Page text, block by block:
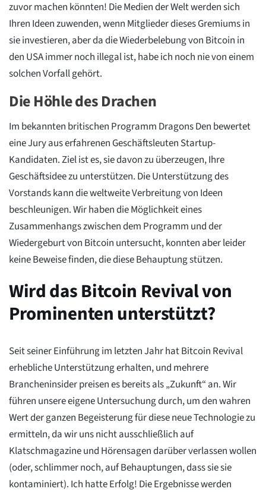
zuvor machen könnten! Die Medien der Welt werden sich
Ihren Ideen zuwenden, wenn Mitglieder dieses Gremiums in
sie investieren, aber da die Wiederbelebung von Bitcoin in
den USA immer noch illegal ist, habe ich noch nie von einem
solchen Vorfall gehört.
Die Höhle des Drachen
Im bekannten britischen Programm Dragons Den bewertet
eine Jury aus erfahrenen Geschäftsleuten Startup-
Kandidaten. Ziel ist es, sie davon zu überzeugen, Ihre
Geschäftsidee zu unterstützen. Die Unterstützung des
Vorstands kann die weltweite Verbreitung von Ideen
beschleunigen. Wir haben die Möglichkeit eines
Zusammenhangs zwischen dem Programm und der
Wiedergeburt von Bitcoin untersucht, konnten aber leider
keine Beweise finden, die diese Behauptung stützen.
Wird das Bitcoin Revival von
Prominenten unterstützt?
Seit seiner Einführung im letzten Jahr hat Bitcoin Revival
erhebliche Unterstützung erhalten, und mehrere
Brancheninsider preisen es bereits als „Zukunft“ an. Wir
führen unsere eigene Untersuchung durch, um den wahren
Wert der ganzen Begeisterung für diese neue Technologie zu
ermitteln, da wir uns nicht ausschließlich auf
Klatschmagazine und Hörensagen darüber verlassen wollen
(oder, schlimmer noch, auf Behauptungen, dass sie sie
kontaminiert). Ich hatte Erfolg! Die Ergebnisse werden